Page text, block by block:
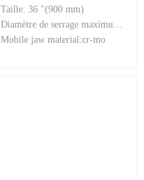
Taille: 36 "(900 mm)
Diamètre de serrage maximum : 85 mm
Mobile jaw material:cr-mo